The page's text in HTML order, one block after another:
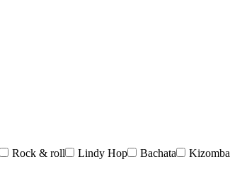
Rock & roll Lindy Hop Bachata Kizomba